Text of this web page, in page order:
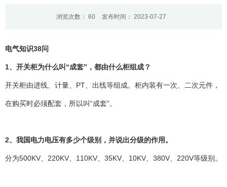
浏览次数： 60 发布时间： 2023-07-27
电气知识38问
1、开关柜为什么叫“成套”，都由什么柜组成？
开关柜由进线、计量、PT、出线等组成。柜内装有一次、二次元件，
在购买时必须配套，所以叫“成套”。
2、我国电力电压有多少个级别，并说出分级的作用。
分为500KV、220KV、110KV、35KV、10KV、380V、220V等级别。